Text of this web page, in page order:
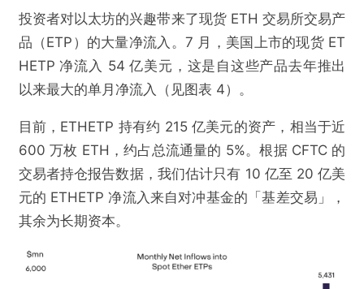
投资者对以太坊的兴趣带来了现货 ETH 交易所交易产
品（ETP）的大量净流入。7 月，美国上市的现货 ET
HETP 净流入 54 亿美元，这是自这些产品去年推出
以来最大的单月净流入（见图表 4）。
目前，ETHETP 持有约 215 亿美元的资产，相当于近
600 万枚 ETH，约占总流通量的 5%。根据 CFTC 的
交易者持仓报告数据，我们估计只有 10 亿至 20 亿美
元的 ETHETP 净流入来自对冲基金的「基差交易」，
其余为长期资本。